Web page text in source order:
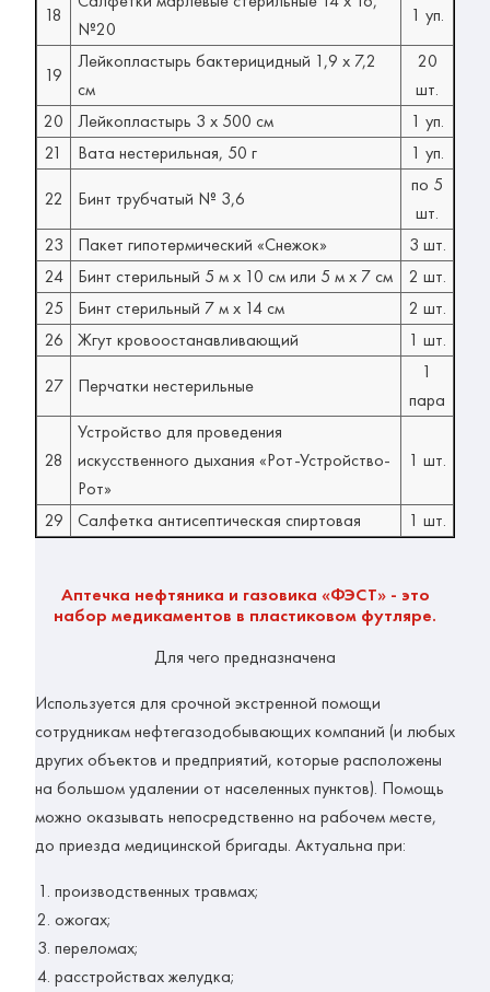
18
№20
1 уп.
19
Лейкопластырь бактерицидный 1,9 х 7,2
см
20
шт.
20
Лейкопластырь 3 х 500 см
1 уп.
21
Вата нестерильная, 50 г
1 уп.
22
Бинт трубчатый № 3,6
по 5
шт.
23
Пакет гипотермический «Снежок»
3 шт.
24
Бинт стерильный 5 м х 10 см или 5 м х 7 см
2 шт.
25
Бинт стерильный 7 м х 14 см
2 шт.
26
Жгут кровоостанавливающий
1 шт.
27
Перчатки нестерильные
1
пара
28
Устройство для проведения
искусственного дыхания «Рот-Устройство-
Рот»
1 шт.
29 Салфетка антисептическая спиртовая 1 шт.
Аптечка нефтяника и газовика «ФЭСТ» - это
набор медикаментов в пластиковом футляре.
Для чего предназначена
Используется для срочной экстренной помощи
сотрудникам нефтегазодобывающих компаний (и любых
других объектов и предприятий, которые расположены
на большом удалении от населенных пунктов). Помощь
можно оказывать непосредственно на рабочем месте,
до приезда медицинской бригады. Актуальна при:
производственных травмах;
ожогах;
переломах;
расстройствах желудка;